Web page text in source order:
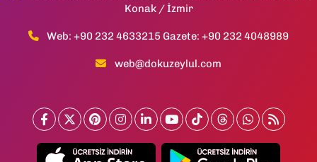
Konak / İzmir
Web: +90 232 4633215 Gazete: +90 232 4048989
web@dokuzeylul.com